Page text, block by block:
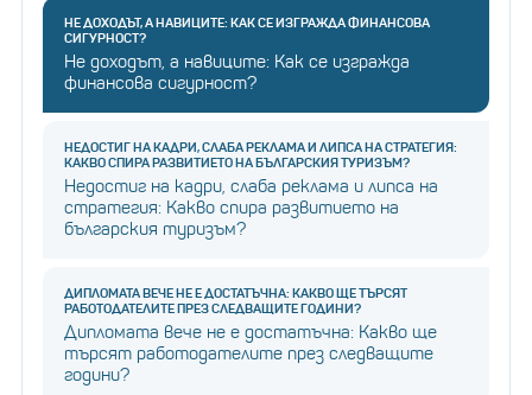
НЕ ДОХОДЪТ, А НАВИЦИТЕ: КАК СЕ ИЗГРАЖДА ФИНАНСОВА
СИГУРНОСТ?
Не доходът, а навиците: Как се изгражда
финансова сигурност?
НЕДОСТИГ НА КАДРИ, СЛАБА РЕКЛАМА И ЛИПСА НА СТРАТЕГИЯ:
КАКВО СПИРА РАЗВИТИЕТО НА БЪЛГАРСКИЯ ТУРИЗЪМ?
Недостиг на кадри, слаба реклама и липса на
стратегия: Какво спира развитието на
българския туризъм?
ДИПЛОМАТА ВЕЧЕ НЕ Е ДОСТАТЪЧНА: КАКВО ЩЕ ТЪРСЯТ
РАБОТОДАТЕЛИТЕ ПРЕЗ СЛЕДВАЩИТЕ ГОДИНИ?
Дипломата вече не е достатъчна: Какво ще
търсят работодателите през следващите
години?